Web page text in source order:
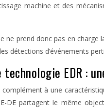
machine et des
ne prend donc pas en
détections d’événements
EDR :
à une
DE partagent le même